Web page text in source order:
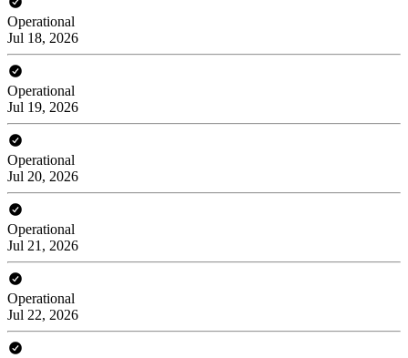
Operational
Jul 18, 2026
Operational
Jul 19, 2026
Operational
Jul 20, 2026
Operational
Jul 21, 2026
Operational
Jul 22, 2026